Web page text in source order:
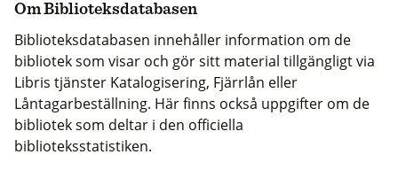
Om Biblioteksdatabasen
Biblioteksdatabasen innehåller information om de
bibliotek som visar och gör sitt material tillgängligt via
Libris tjänster Katalogisering, Fjärrlån eller
Låntagarbeställning. Här finns också uppgifter om de
bibliotek som deltar i den officiella
biblioteksstatistiken.